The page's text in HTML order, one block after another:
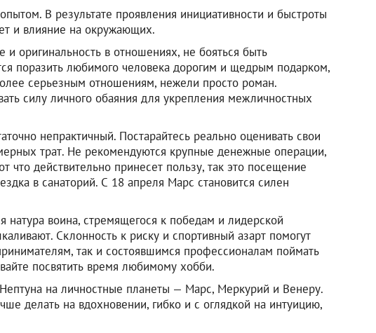
В результате проявления инициативности и быстроты
и влияние на окружающих.
оригинальность в отношениях, не бояться быть
поразить любимого человека дорогим и щедрым подарком,
серьезным отношениям, нежели просто роман.
силу личного обаяния для укрепления межличностных
непрактичный. Постарайтесь реально оценивать свои
трат. Не рекомендуются крупные денежные операции,
что действительно принесет пользу, так это посещение
в санаторий. С 18 апреля Марс становится силен
воина, стремящегося к победам и лидерской
Склонность к риску и спортивный азарт помогут
так и состоявшимся профессионалам поймать
посвятить время любимому хобби.
на личностные планеты — Марс, Меркурий и Венеру.
делать на вдохновении, гибко и с оглядкой на интуицию,